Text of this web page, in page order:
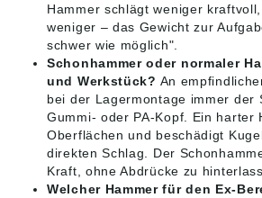
Hammer schlägt weniger
weniger – das Gewicht zur
schwer wie möglich".
Schonhammer oder normaler
und Werkstück? An
bei der Lagermontage immer der
Gummi- oder PA-Kopf. Ein harter
Oberflächen und beschädigt
direkten Schlag. Der
Kraft, ohne Abdrücke zu
Welcher Hammer für den Ex-